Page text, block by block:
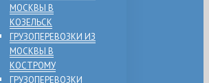
МОСКВЫ В
КОЗЕЛЬСК
ГРУЗОПЕРЕВОЗКИ ИЗ
МОСКВЫ В
КОСТРОМУ
ГРУЗОПЕРЕВОЗКИ